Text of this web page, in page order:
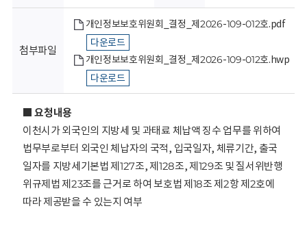
첨부파일
개인정보보호위원회_결정_제2026-109-012호.pdf
다운로드
개인정보보호위원회_결정_제2026-109-012호.hwp
다운로드
■ 요청내용
이천시가 외국인의 지방세 및 과태료 체납액 징수 업무를 위하여
법무부로부터 외국인 체납자의 국적, 입국일자, 체류기간, 출국
일자를 지방세기본법 제127조, 제128조, 제129조 및 질서위반행
위규제법 제23조를 근거로 하여 보호법 제18조 제2항 제2호에
따라 제공받을 수 있는지 여부